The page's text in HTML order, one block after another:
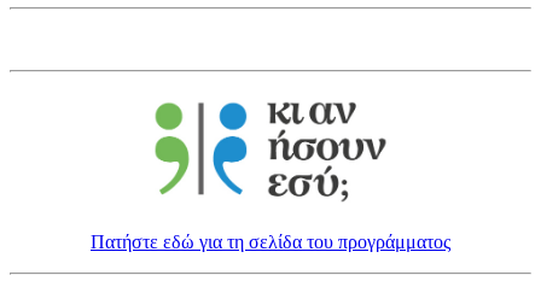
Πατήστε εδώ για τη σελίδα του προγράμματος